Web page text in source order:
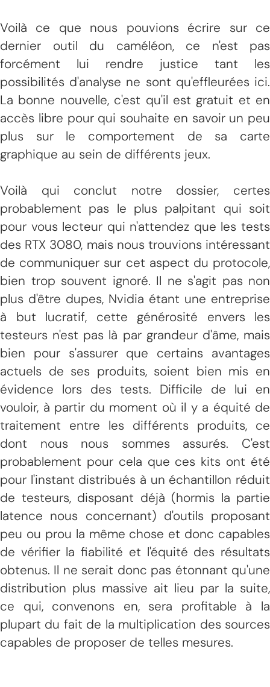
Voilà ce que nous pouvions écrire sur ce
dernier outil du caméléon, ce n'est pas
forcément lui rendre justice tant les
possibilités d'analyse ne sont qu'effleurées ici.
La bonne nouvelle, c'est qu'il est gratuit et en
accès libre pour qui souhaite en savoir un peu
plus sur le comportement de sa carte
graphique au sein de différents jeux.
Voilà qui conclut notre dossier, certes
probablement pas le plus palpitant qui soit
pour vous lecteur qui n'attendez que les tests
des RTX 3080, mais nous trouvions intéressant
de communiquer sur cet aspect du protocole,
bien trop souvent ignoré. Il ne s'agit pas non
plus d'être dupes, Nvidia étant une entreprise
à but lucratif, cette générosité envers les
testeurs n'est pas là par grandeur d'âme, mais
bien pour s'assurer que certains avantages
actuels de ses produits, soient bien mis en
évidence lors des tests. Difficile de lui en
vouloir, à partir du moment où il y a équité de
traitement entre les différents produits, ce
dont nous nous sommes assurés. C'est
probablement pour cela que ces kits ont été
pour l'instant distribués à un échantillon réduit
de testeurs, disposant déjà (hormis la partie
latence nous concernant) d'outils proposant
peu ou prou la même chose et donc capables
de vérifier la fiabilité et l'équité des résultats
obtenus. Il ne serait donc pas étonnant qu'une
distribution plus massive ait lieu par la suite,
ce qui, convenons en, sera profitable à la
plupart du fait de la multiplication des sources
capables de proposer de telles mesures.